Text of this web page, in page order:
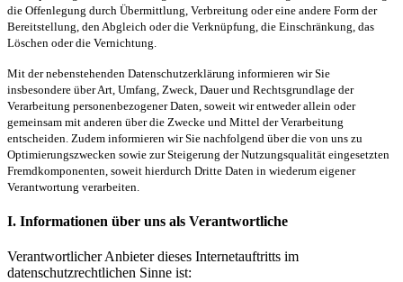
die Offenlegung durch Übermittlung, Verbreitung oder eine andere Form der
Bereitstellung, den Abgleich oder die Verknüpfung, die Einschränkung, das
Löschen oder die Vernichtung.
Mit der nebenstehenden Datenschutzerklärung informieren wir Sie
insbesondere über Art, Umfang, Zweck, Dauer und Rechtsgrundlage der
Verarbeitung personenbezogener Daten, soweit wir entweder allein oder
gemeinsam mit anderen über die Zwecke und Mittel der Verarbeitung
entscheiden. Zudem informieren wir Sie nachfolgend über die von uns zu
Optimierungszwecken sowie zur Steigerung der Nutzungsqualität eingesetzten
Fremdkomponenten, soweit hierdurch Dritte Daten in wiederum eigener
Verantwortung verarbeiten.
I. Informationen über uns als Verantwortliche
Verantwortlicher Anbieter dieses Internetauftritts im
datenschutzrechtlichen Sinne ist: